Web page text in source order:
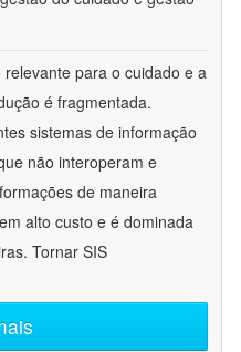
para o cuidado e a
é fragmentada.
sistemas de informação
não interoperam e
de maneira
alto custo e é dominada
Tornar SIS